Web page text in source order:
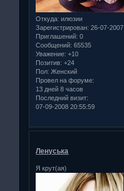
Откуда: илюзии
Зарегистрирован: 26-07-2007
Приглашений: 0
Сообщений: 65535
Уважение: +10
Позитив: +24
Пол: Женский
Провел на форуме:
13 дней 8 часов
Последний визит:
07-09-2008 20:55:59
Ленуська
Я крут(ая)